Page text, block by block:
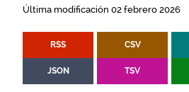
Última modificación 02 febrero 2026
RSS CSV
JSON TSV